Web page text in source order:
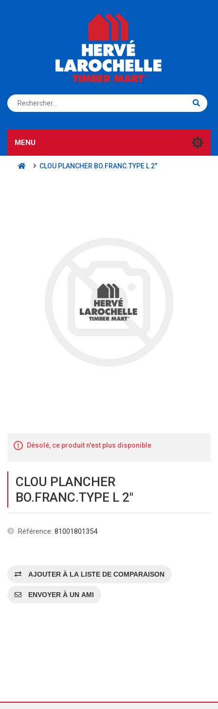
S'ENREGISTRER CONNEXION
MENU
CLOU PLANCHER BO.FRANC.TYPE L 2"
Désolé, ce produit n'est plus disponible
CLOU PLANCHER
BO.FRANC.TYPE L 2"
Référence: 81001801354
AJOUTER À LA LISTE DE COMPARAISON
ENVOYER À UN AMI